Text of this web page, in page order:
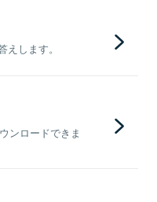
します。
ンロードできま